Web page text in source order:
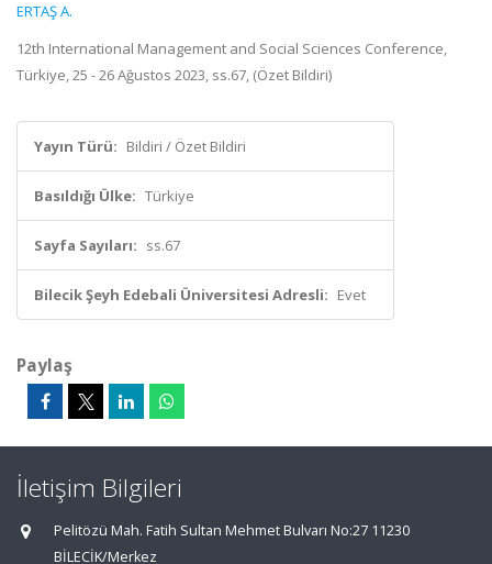
ERTAŞ A.
12th International Management and Social Sciences Conference,
Türkiye, 25 - 26 Ağustos 2023, ss.67, (Özet Bildiri)
Yayın Türü: Bildiri / Özet Bildiri
Basıldığı Ülke: Türkiye
Sayfa Sayıları: ss.67
Bilecik Şeyh Edebali Üniversitesi Adresli: Evet
Paylaş
İletişim Bilgileri
Pelitözü Mah. Fatih Sultan Mehmet Bulvarı No:27 11230
BİLECİK/Merkez